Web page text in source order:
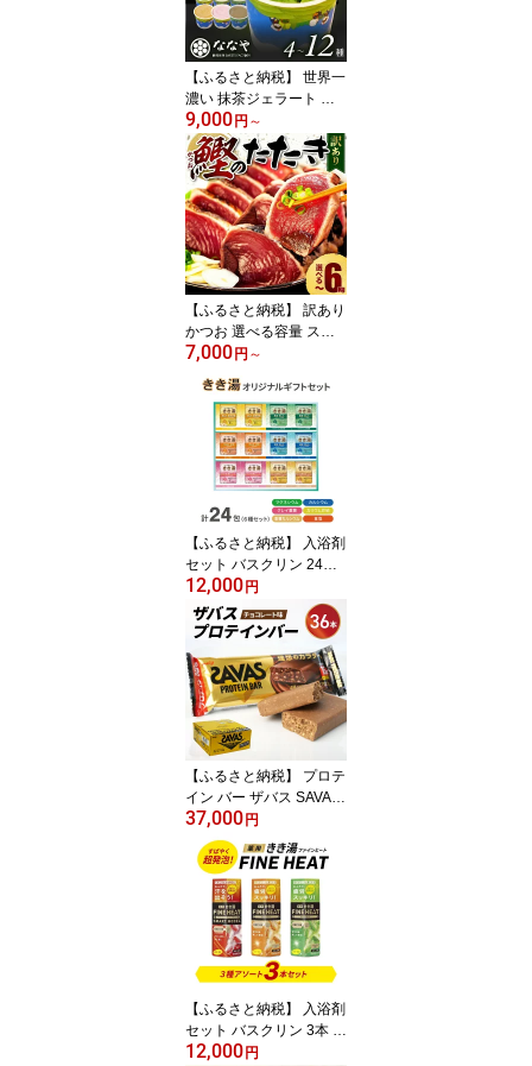
匠 冷凍 上品 贅沢 絶品 藤
枝市 静岡県
【ふるさと納税】 世界一
濃い 抹茶ジェラート 食
べ比べ セット 抹茶ジェ
ラート 濃厚 おすすめ 発
送時期選べる 4種 12種
抹茶 ほうじ茶 ミルク ジ
ェラート 詰め合わせ な
なや 丸七製茶 アイス ク
リーム スイーツ お取り
寄せ 贈答 プレゼント ギ
フト 老舗 藤枝市 静岡県
9,000円 ～
【ふるさと納税】 訳あり
かつお 選べる容量 スピ
ード発送 定期便 鰹のた
分け 真空パック タレ FS
SC認証 新鮮 鮮魚 天然
水揚げ 規格外 カツオ カ
ツオのたたき マルコ水産
高評価 海鮮 おつまみ 刺
身 タレ付き 藤枝市 静岡
7,000円 ～
【ふるさと納税】 入浴剤
セット バスクリン 24包
オリジナル ギフト セッ
ト 炭酸 薬用 きき湯 贈り
物 贈答用 ふるさと納税
入浴剤 10000円 1万円 一
万円 静岡県 藤枝
12,000円
【ふるさと納税】 プロテ
イン バー ザバス SAVAS
36個 12個入り 3箱 明治
Meiji チョコレート ホエ
イ 筋トレ トレーニング
間食 おやつ タンパク質
プロテインスナック 高タ
ンパク 植物性 置き換え
ボディメイク アスリート
藤枝市 静岡県
37,000円
【ふるさと納税】 入浴剤
セット バスクリン 3本 濃
厚 炭酸 薬用 きき湯 FINE
12,000円